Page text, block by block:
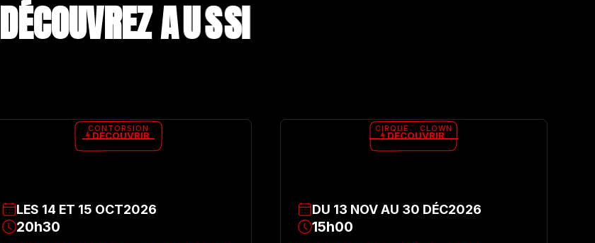
DÉCOUVREZ AUSSI
LES 14 ET 15 OCT2026
20h30
DÉCOUVRIR
CONTORSION
DU 13 NOVAU 30 DÉC2026
15h00
DÉCOUVRIR
CIRQUE CLOWN